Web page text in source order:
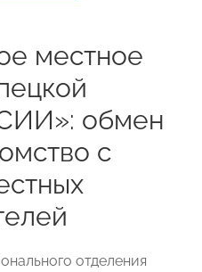
местное
обмен
с
отделения